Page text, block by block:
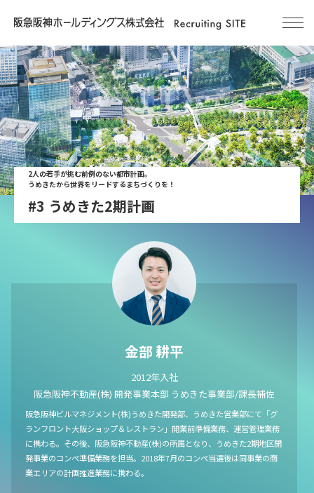
2人の若手が挑む前例のない都市計画。
うめきたから世界をリードするまちづくりを！
#3 うめきた2期計画
金部 耕平
2012年入社
阪急阪神不動産(株) 開発事業本部 うめきた事業部/課長補佐
阪急阪神ビルマネジメント(株)うめきた開発部、うめきた営業部にて「グ
ランフロント大阪ショップ＆レストラン」開業前準備業務、運営管理業務
に携わる。その後、阪急阪神不動産(株)の所属となり、うめきた2期地区開
発事業のコンペ準備業務を担当。2018年7月のコンペ当選後は同事業の商
業エリアの計画推進業務に携わる。